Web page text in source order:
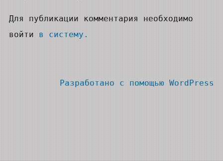
Для публикации комментария необходимо
войтив систему.
Разработано с помощьюWordPress